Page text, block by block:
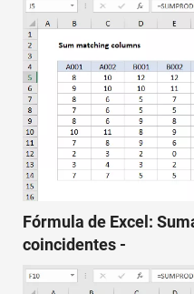
Fórmula de Excel:
coincidentes -